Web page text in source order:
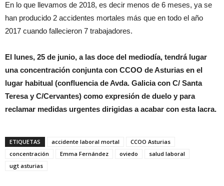
En lo que llevamos de 2018, es decir menos de 6 meses, ya se
han producido 2 accidentes mortales más que en todo el año
2017 cuando fallecieron 7 trabajadores.
El lunes, 25 de junio, a las doce del mediodía, tendrá lugar
una concentración conjunta con CCOO de Asturias en el
lugar habitual (confluencia de Avda. Galicia con C/ Santa
Teresa y C/Cervantes) como expresión de duelo y para
reclamar medidas urgentes dirigidas a acabar con esta lacra.
ETIQUETAS accidente laboral mortal
CCOO Asturias
concentración
Emma Fernández oviedo
salud laboral
ugt asturias